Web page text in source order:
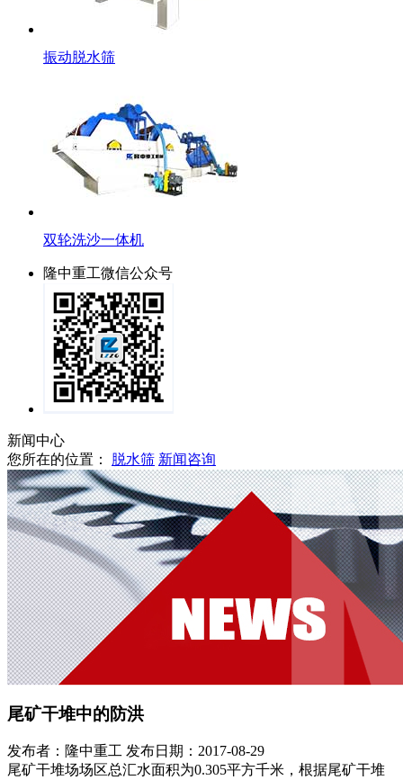
振动脱水筛
双轮洗沙一体机
隆中重工微信公众号
新闻中心
您所在的位置：
脱水筛 新闻咨询
尾矿干堆中的防洪
发布者：隆中重工 发布日期：2017-08-29
尾矿干堆场场区总汇水面积为0.305平方千米，根据尾矿干堆